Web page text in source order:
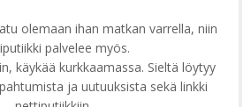
olemaan ihan matkan varrella, niin
palvelee myös.
käykää kurkkaamassa. Sieltä löytyy
ja uutuuksista sekä linkki